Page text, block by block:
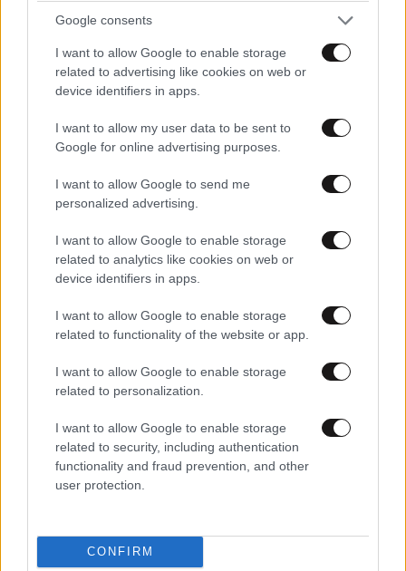
Google consents
I want to allow Google to enable storage
related to advertising like cookies on web or
device identifiers in apps.
I want to allow my user data to be sent to
Google for online advertising purposes.
I want to allow Google to send me
personalized advertising.
I want to allow Google to enable storage
related to analytics like cookies on web or
device identifiers in apps.
I want to allow Google to enable storage
related to functionality of the website or app.
I want to allow Google to enable storage
related to personalization.
I want to allow Google to enable storage
related to security, including authentication
functionality and fraud prevention, and other
user protection.
CONFIRM
LIFESTYLE3 ω. πριν
Μαρία Εκμεκτσίογλου: «17 λευκά τριαντάφυλλα
για έναν χρόνο» από τον σύζυγό της στην